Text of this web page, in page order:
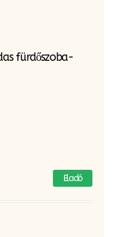
fürdőszoba-
Eladó